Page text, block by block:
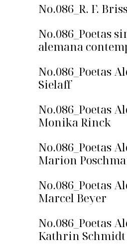
No.086_R. F.
No.086_Poetas
alemana
No.086_Poetas
Sielaff
No.086_Poetas
Monika Rinck
No.086_Poetas
Marion
No.086_Poetas
Marcel Beyer
No.086_Poetas
Kathrin Schmidt